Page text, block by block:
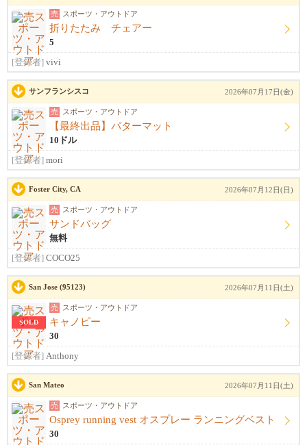
売 スポーツ・アウトドア
折りたたみ チェアー
5
[登録者] vivi
サンフランシスコ 2026年07月17日(金)
売 スポーツ・アウトドア
【最終出品】パターマット
10ドル
[登録者] mori
Foster City, CA 2026年07月12日(日)
売 スポーツ・アウトドア
サンドバッグ
無料
[登録者] COCO25
San Jose (95123) 2026年07月11日(土)
SOLD
売 スポーツ・アウトドア
キャノピー
30
[登録者] Anthony
San Mateo 2026年07月11日(土)
売 スポーツ・アウトドア
Osprey running vest オスプレー ランニングベスト
30